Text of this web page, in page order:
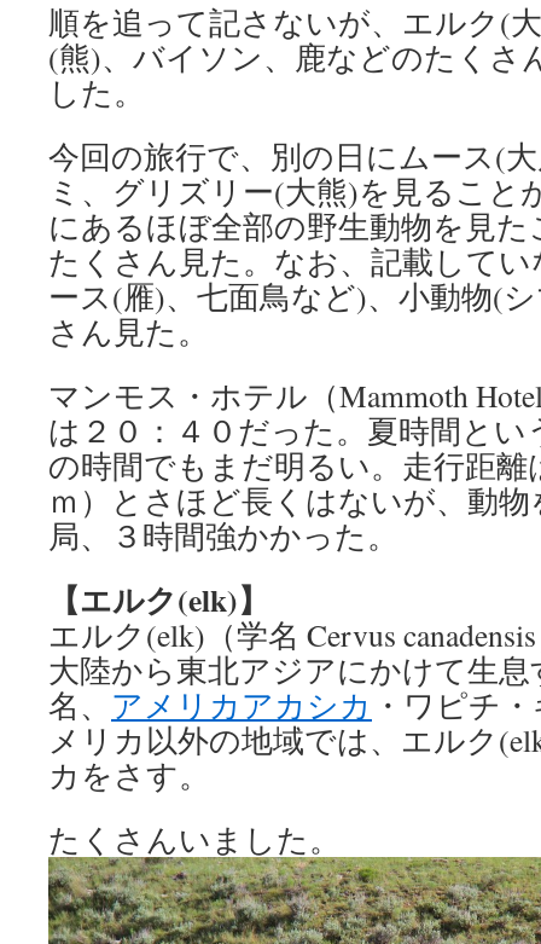
順を追って記さないが、エルク(
(熊)、バイソン、鹿などのたくさ
した。
今回の旅行で、別の日にムース(
ミ、グリズリー(大熊)を見ること
にあるほぼ全部の野生動物を見
たくさん見た。なお、記載して
ース(雁)、七面鳥など)、小動物(
さん見た。
マンモス・ホテル（Mammoth
は２０：４０だった。夏時間と
の時間でもまだ明るい。走行距離
ｍ）とさほど長くはないが、動
局、３時間強かかった。
【エルク(elk)】
エルク(elk)（学名 Cervus
大陸から東北アジアにかけて生
名、 アメリカアカシカ ・ワピチ
メリカ以外の地域では、エルク
カをさす。
たくさんいました。